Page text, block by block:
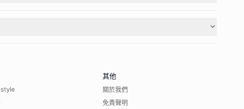
其他
關於我們
免責聲明